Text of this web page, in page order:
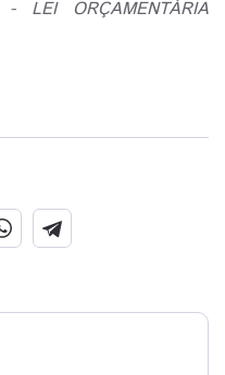
LEI ORÇAMENTÁRIA